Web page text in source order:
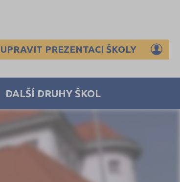
UPRAVIT PREZENTACI ŠKOLY
DALŠÍ DRUHY ŠKOL